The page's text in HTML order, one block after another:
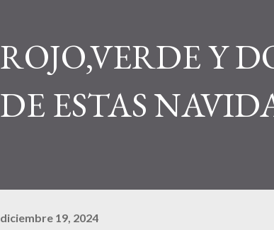
ROJO,VERDE Y
DE ESTAS
diciembre 19, 2024